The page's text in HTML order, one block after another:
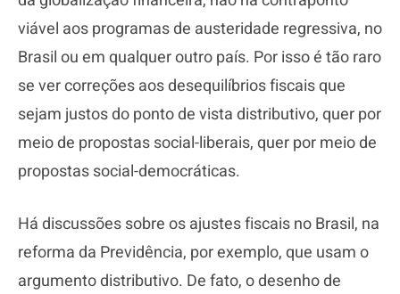
viável aos programas de austeridade regressiva, no
Brasil ou em qualquer outro país. Por isso é tão raro
se ver correções aos desequilíbrios fiscais que
sejam justos do ponto de vista distributivo, quer por
meio de propostas social-liberais, quer por meio de
propostas social-democráticas.
Há discussões sobre os ajustes fiscais no Brasil, na
reforma da Previdência, por exemplo, que usam o
argumento distributivo. De fato, o desenho de